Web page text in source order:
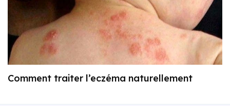
Comment traiter l’eczéma naturellement